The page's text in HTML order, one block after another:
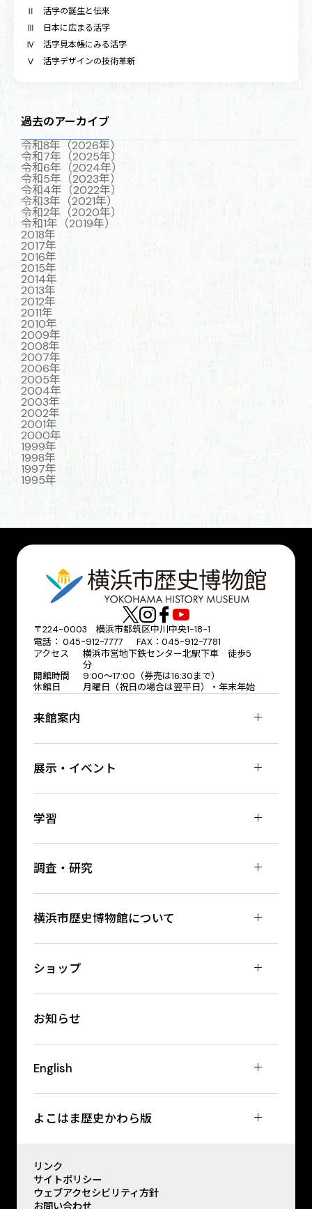
Ⅱ 活字の誕生と伝来
Ⅲ 日本に広まる活字
Ⅳ 活字見本帳にみる活字
Ⅴ 活字デザインの技術革新
過去のアーカイブ
令和8年（2026年）
令和7年（2025年）
令和6年（2024年）
令和5年（2023年）
令和4年（2022年）
令和3年（2021年）
令和2年（2020年）
令和1年（2019年）
2018年
2017年
2016年
2015年
2014年
2013年
2012年
2011年
2010年
2009年
2008年
2007年
2006年
2005年
2004年
2003年
2002年
2001年
2000年
1999年
1998年
1997年
1995年
〒224-0003 横浜市都筑区中川中央1-18-1
電話： 045-912-7777 FAX：045-912-7781
アクセス
横浜市営地下鉄センター北駅下車 徒歩5
分
開館時間
9:00〜17:00（券売は16:30まで）
休館日
月曜日（祝日の場合は翌平日）・年末年始
来館案内
展示・イベント
学習
調査・研究
横浜市歴史博物館について
ショップ
お知らせ
English
よこはま歴史かわら版
リンク
サイトポリシー
ウェブアクセシビリティ方針
お問い合わせ